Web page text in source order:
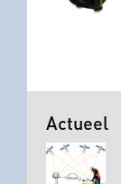
Actueel